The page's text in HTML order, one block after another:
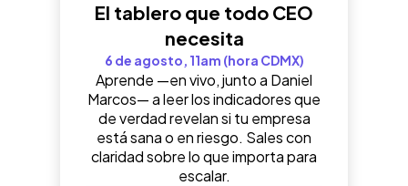
El tablero que todo CEO
necesita
6 de agosto, 11am (hora CDMX)
Aprende —en vivo, junto a Daniel
Marcos— a leer los indicadores que
de verdad revelan si tu empresa
está sana o en riesgo. Sales con
claridad sobre lo que importa para
escalar.